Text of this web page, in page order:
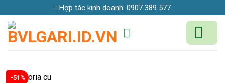
to
content
Hợp tác kinh doanh: 0907 389 577
-51%